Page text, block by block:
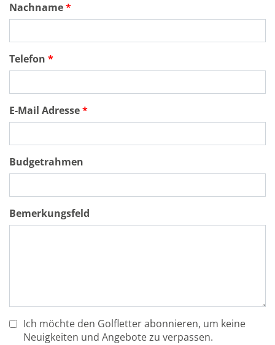
Nachname
Telefon
E-Mail Adresse
Budgetrahmen
Bemerkungsfeld
Ich möchte den Golfletter abonnieren, um keine
Neuigkeiten und Angebote zu verpassen.